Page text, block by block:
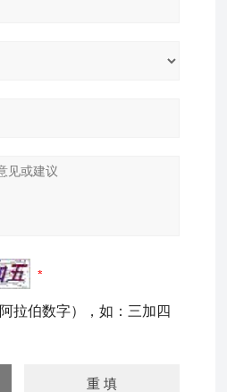
拉伯数字），如：三加四